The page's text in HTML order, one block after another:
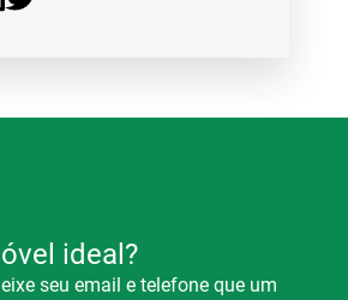
ideal?
seu email e telefone que um